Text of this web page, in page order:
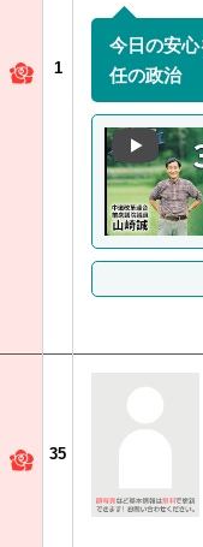
1
今日の安
任の政治
35